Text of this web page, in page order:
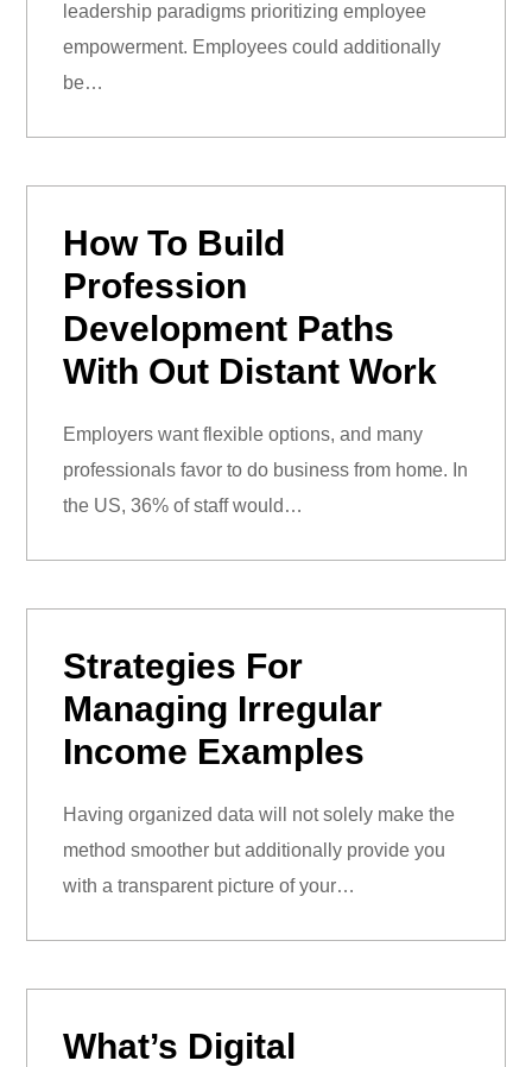
leadership paradigms prioritizing employee
empowerment. Employees could additionally
be…
How To Build
Profession
Development Paths
With Out Distant Work
Employers want flexible options, and many
professionals favor to do business from home. In
the US, 36% of staff would…
Strategies For
Managing Irregular
Income Examples
Having organized data will not solely make the
method smoother but additionally provide you
with a transparent picture of your…
What’s Digital